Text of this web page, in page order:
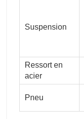
Suspension
Ressort en
acier
Pneu